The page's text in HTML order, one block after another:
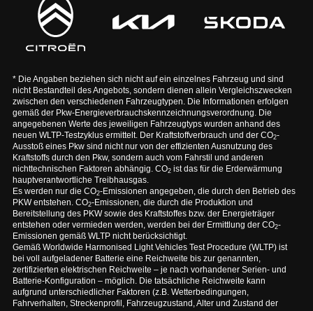
* Die Angaben beziehen sich nicht auf ein einzelnes Fahrzeug und sind
nicht Bestandteil des Angebots, sondern dienen allein Vergleichszwecken
zwischen den verschiedenen Fahrzeugtypen. Die Informationen erfolgen
gemäß der Pkw-Energieverbrauchskennzeichnungsverordnung. Die
angegebenen Werte des jeweiligen Fahrzeugtyps wurden anhand des
neuen WLTP-Testzyklus ermittelt. Der Kraftstoffverbrauch und der CO2-
Ausstoß eines Pkw sind nicht nur von der effizienten Ausnutzung des
Kraftstoffs durch den Pkw, sondern auch vom Fahrstil und anderen
nichttechnischen Faktoren abhängig. CO2ist das für die Erderwärmung
hauptverantwortliche Treibhausgas.
Es werden nur die CO2-Emissionen angegeben, die durch den Betrieb des
PKW entstehen. CO2-Emissionen, die durch die Produktion und
Bereitstellung des PKW sowie des Kraftstoffes bzw. der Energieträger
entstehen oder vermieden werden, werden bei der Ermittlung der CO2-
Emissionen gemäß WLTP nicht berücksichtigt.
Gemäß Worldwide Harmonised Light Vehicles Test Procedure (WLTP) ist
bei voll aufgeladener Batterie eine Reichweite bis zur genannten,
zertifizierten elektrischen Reichweite – je nach vorhandener Serien- und
Batterie-Konfiguration – möglich. Die tatsächliche Reichweite kann
aufgrund unterschiedlicher Faktoren (z.B. Wetterbedingungen,
Fahrverhalten, Streckenprofil, Fahrzeugzustand, Alter und Zustand der